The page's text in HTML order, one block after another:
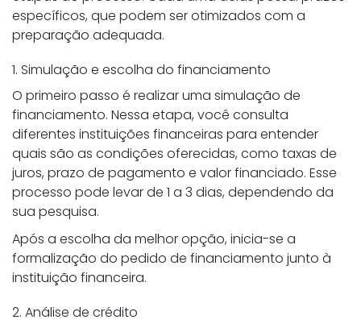
específicos, que podem ser otimizados com a
preparação adequada.
1. Simulação e escolha do financiamento
O primeiro passo é realizar uma simulação de
financiamento. Nessa etapa, você consulta
diferentes instituições financeiras para entender
quais são as condições oferecidas, como taxas de
juros, prazo de pagamento e valor financiado. Esse
processo pode levar de 1 a 3 dias, dependendo da
sua pesquisa.
Após a escolha da melhor opção, inicia-se a
formalização do pedido de financiamento junto à
instituição financeira.
2. Análise de crédito